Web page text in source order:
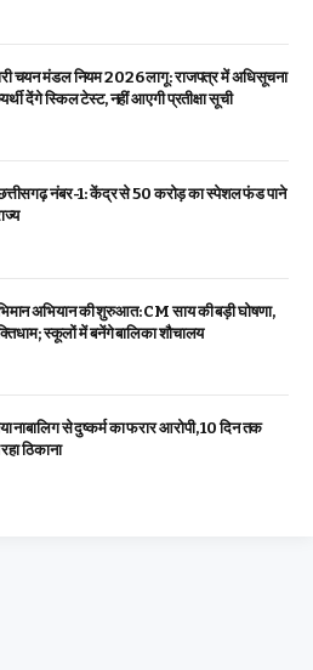
चयन मंडल नियम 2026 लागू: राजपत्र में अधिसूचना
देंगे स्किल टेस्ट, नहीं आएगी प्रतीक्षा सूची
नंबर-1: केंद्र से ₹50 करोड़ का स्पेशल फंड पाने
अभियान की शुरुआत: CM साय की बड़ी घोषणा,
स्कूलों में बनेंगे बालिका शौचालय
नाबालिग से दुष्कर्म का फरार आरोपी, 10 दिन तक
ठिकाना